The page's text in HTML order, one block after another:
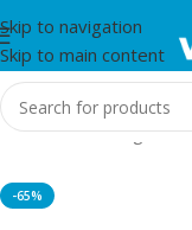
Skip to navigation
Skip to main content
Home/Samsung
-65%